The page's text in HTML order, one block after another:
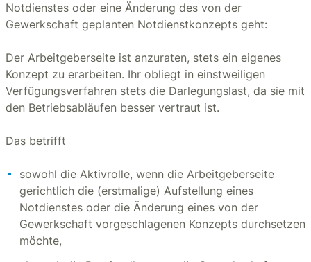
Notdienstes oder eine Änderung des von der
Gewerkschaft geplanten Notdienstkonzepts geht:
Der Arbeitgeberseite ist anzuraten, stets ein eigenes
Konzept zu erarbeiten. Ihr obliegt in einstweiligen
Verfügungsverfahren stets die Darlegungslast, da sie mit
den Betriebsabläufen besser vertraut ist.
Das betrifft
sowohl die Aktivrolle, wenn die Arbeitgeberseite
gerichtlich die (erstmalige) Aufstellung eines
Notdienstes oder die Änderung eines von der
Gewerkschaft vorgeschlagenen Konzepts durchsetzen
möchte,